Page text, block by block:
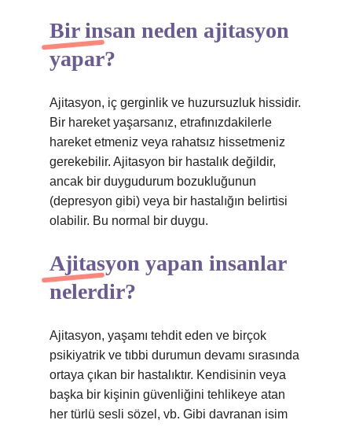
Bir insan neden ajitasyon
yapar?
Ajitasyon, iç gerginlik ve huzursuzluk hissidir.
Bir hareket yaşarsanız, etrafınızdakilerle
hareket etmeniz veya rahatsız hissetmeniz
gerekebilir. Ajitasyon bir hastalık değildir,
ancak bir duygudurum bozukluğunun
(depresyon gibi) veya bir hastalığın belirtisi
olabilir. Bu normal bir duygu.
Ajitasyon yapan insanlar
nelerdir?
Ajitasyon, yaşamı tehdit eden ve birçok
psikiyatrik ve tıbbi durumun devamı sırasında
ortaya çıkan bir hastalıktır. Kendisinin veya
başka bir kişinin güvenliğini tehlikeye atan
her türlü sesli sözel, vb. Gibi davranan isim